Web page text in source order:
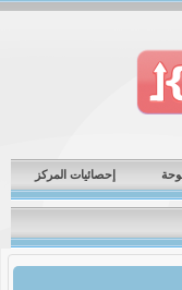
إحصائيات المركز